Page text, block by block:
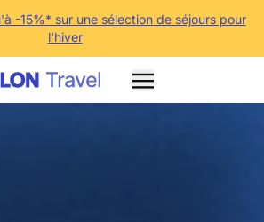
-15%* sur une sélection de séjours pour
l'hiver